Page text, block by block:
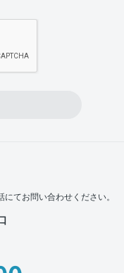
てお問い合わせください。